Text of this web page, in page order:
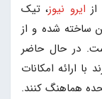
ایرو نیوز، تیک
ساخته شده و از
در حال حاضر
با ارائه امکانات
هماهنگ کنند.